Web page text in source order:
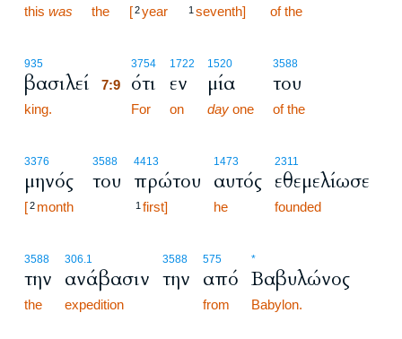
this was the [2year 1 seventh] of the
935
βασιλεί
king.
3754
7:9 ότι
For
1722
εν
on
1520
μία
day one
3588
του
of the
3376
μηνός
[2 month
3588
του
4413
πρώτου
1 first]
1473
αυτός
he
2311
εθεμελίωσε
founded
3588
την
the
306.1
ανάβασιν
expedition
3588
την
575
από
from
*
Βαβυλώνος
Babylon.